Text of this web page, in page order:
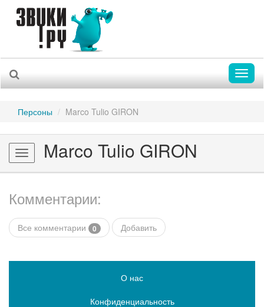
Персоны Marco Tulio GIRON
Toggle
navigation
Marco Tulio GIRON
Комментарии:
Все комментарии 0 Добавить
О нас
Конфиденциальность